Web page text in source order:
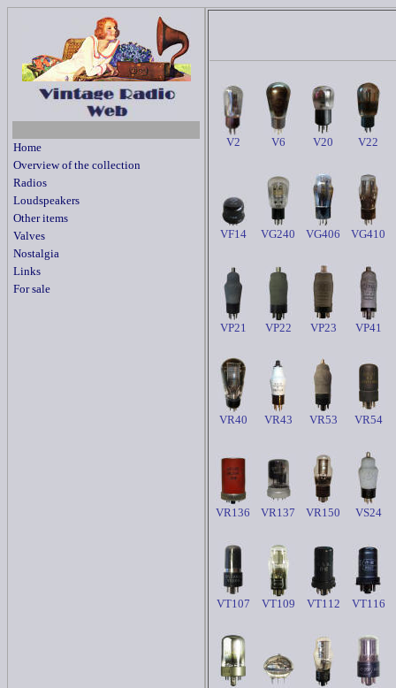
Home
Overview of the collection
Radios
Loudspeakers
Other items
Valves
Nostalgia
Links
For sale
V2 V6 V20 V22
VF14 VG240 VG406 VG410
VP21 VP22 VP23 VP41
VR40 VR43 VR53 VR54
VR136 VR137 VR150 VS24
VT107 VT109 VT112 VT116